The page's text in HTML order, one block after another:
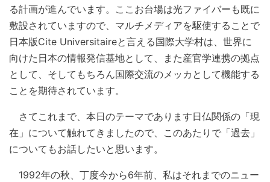
る計画が進んでいます。ここお台場は光ファイバーも既に
敷設されていますので、マルチメディアを駆使することで
日本版Cite Universitaireと言える国際大学村は、世界に
向けた日本の情報発信基地として、また産官学連携の拠点
として、そしてもちろん国際交流のメッカとして機能する
ことを期待されています。
さてこれまで、本日のテーマであります日仏関係の「現
在」について触れてきましたので、このあたりで「過去」
についてもお話したいと思います。
1992年の秋、丁度今から6年前、私はそれまでのニュー